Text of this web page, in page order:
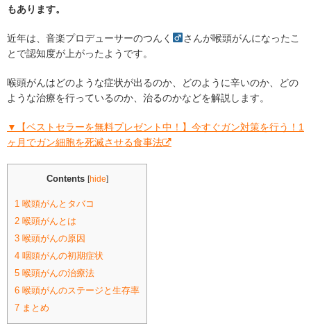
もあります。
近年は、音楽プロデューサーのつんく
さんが喉頭がんになったこ
とで認知度が上がったようです。
喉頭がんはどのような症状が出るのか、どのように辛いのか、どの
ような治療を行っているのか、治るのかなどを解説します。
▼【ベストセラーを無料プレゼント中！】今すぐガン対策を行う！1
ヶ月でガン細胞を死滅させる食事法
Contents [hide]
1 喉頭がんとタバコ
2 喉頭がんとは
3 喉頭がんの原因
4 咽頭がんの初期症状
5 喉頭がんの治療法
6 喉頭がんのステージと生存率
7 まとめ